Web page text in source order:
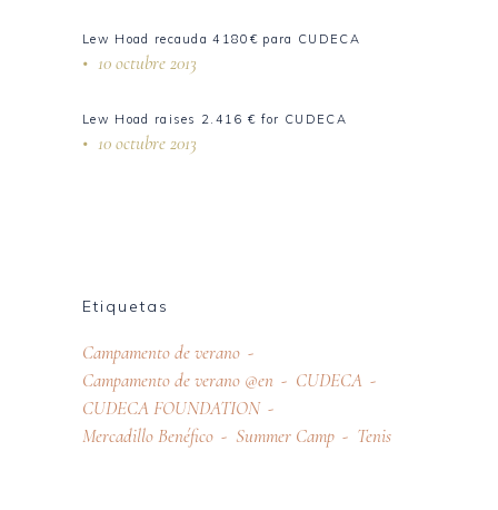
Lew Hoad recauda 4180€ para CUDECA
10 octubre 2013
Lew Hoad raises 2.416 € for CUDECA
10 octubre 2013
Etiquetas
Campamento de verano
Campamento de verano @en
CUDECA
CUDECA FOUNDATION
Mercadillo Benéfico
Summer Camp Tenis